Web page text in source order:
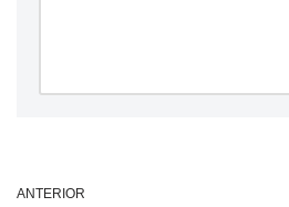
ANTERIOR